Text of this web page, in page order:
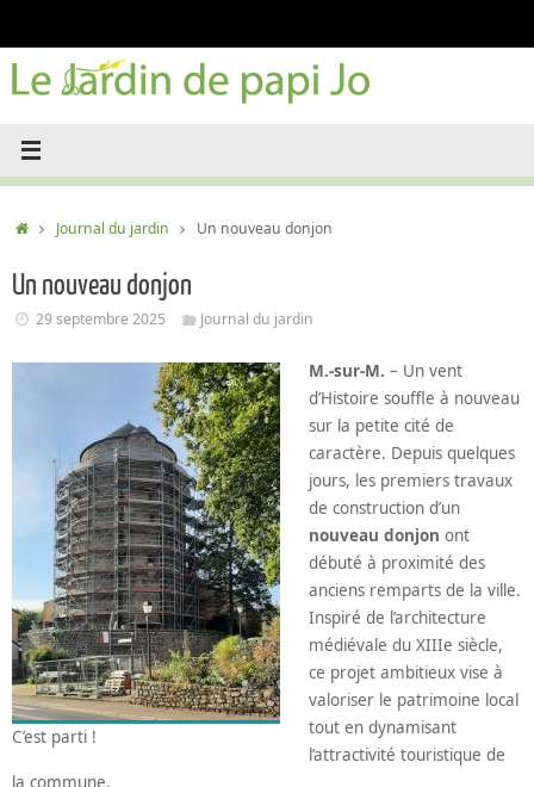
contenu
AccueilJournal du jardin Un nouveau donjon
Un nouveau donjon
29 septembre 2025 Journal du jardin
C’est parti !
M.-sur-M. – Un vent
d’Histoire souffle à nouveau
sur la petite cité de
caractère. Depuis quelques
jours, les premiers travaux
de construction d’un
nouveau donjon ont
débuté à proximité des
anciens remparts de la ville.
Inspiré de l’architecture
médiévale du XIIIe siècle,
ce projet ambitieux vise à
valoriser le patrimoine local
tout en dynamisant
l’attractivité touristique de
la commune.